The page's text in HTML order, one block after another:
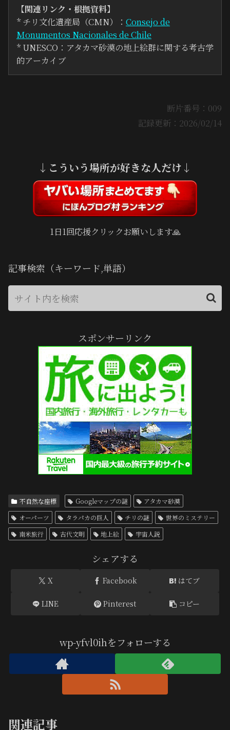
【関連リンク・根拠資料】
* チリ文化遺産局（CMN）： Consejo de
Monumentos Nacionales de Chile
* UNESCO：アタカマ砂漠の地上絵群に関する考古学
的アーカイブ
断片番号：009
記録更新：2026/02/14
↓こういう場所が好きな人だけ↓
1日1回応援クリックお願いします🙏
記事検索（キーワード,単語）
スポンサーリンク
不自然な座標 Googleマップの謎
アタカマ砂漠
オーパーツ
タラパカの巨人 チリの謎
世界のミステリー
南米旅行
古代文明 地上絵 宇宙人説
シェアする
X Facebook はてブ
LINE Pinterest コピー
wp-yfvl0ihをフォローする
関連記事